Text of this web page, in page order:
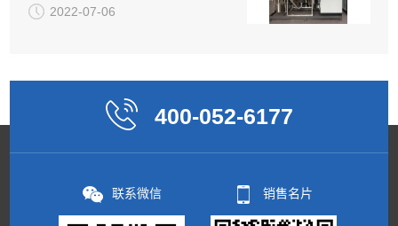
2022-07-06
400-052-6177
联系微信 销售名片